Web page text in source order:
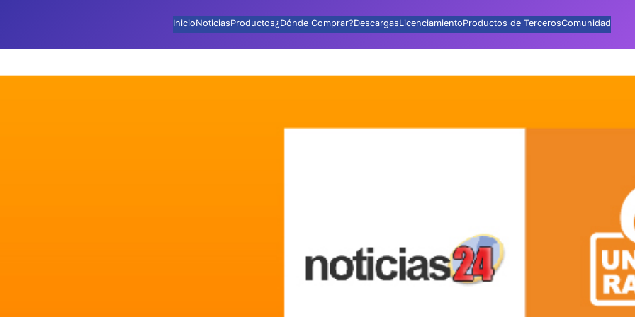
InicioNoticiasProductos¿Dónde Comprar?DescargasLicenciamientoProductos de TercerosComunidad